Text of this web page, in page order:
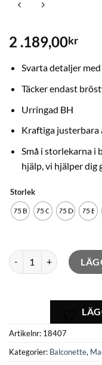
2 .189,00kr
Svarta detaljer
Täcker endast
Urringad BH
Kraftiga justerbara
Små i storlekarna i
hjälp, vi hjälper dig
Storlek
75 B 75 C 75 D 75 E
Sexig BH Femme Fatale
Artikelnr: 18407
Kategorier: Balconette,